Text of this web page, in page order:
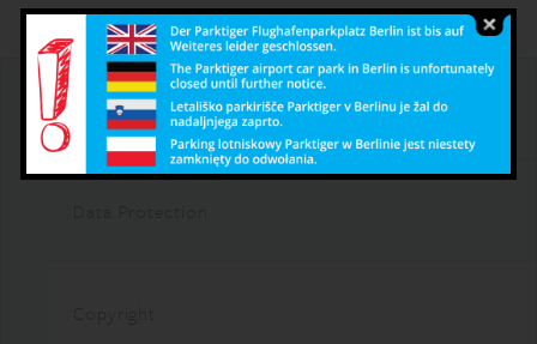
Zeppelinstraße 1A, 12529 Schönefeld
General Terms